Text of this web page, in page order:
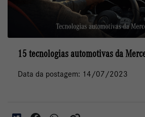
15 tecnologias automotivas da
Data da postagem: 14/07/2023